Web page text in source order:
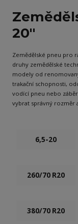
20"
Zemědělské pneu pro
druhy zemědělské
modely od
trakační schopnosti,
vodící pneu nebo
vybrat správný rozměr
6,5-20
260/70 R20
380/70 R20